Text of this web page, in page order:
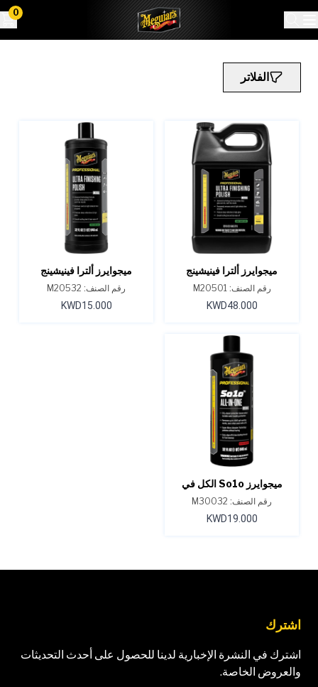
0
الفلاتر
ميجوايرز ألترا فينيشينج
جالون
رقم الصنف: M20501
KWD48.000
ميجوايرز ألترا فينيشينج
بوليش، M205، سعة 32
أونصة
رقم الصنف: M20532
KWD15.000
ميجوايرز So1o الكل في
واحد، M300 سعة 32 أونصةرقم الصنف: M30032
KWD19.000
اشترك
اشترك في النشرة الإخبارية لدينا للحصول على أحدث التحديثات
والعروض الخاصة.